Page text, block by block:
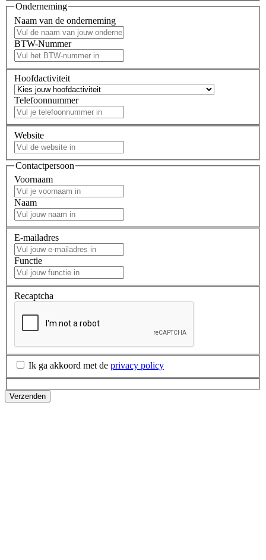
Onderneming
Naam van de onderneming
BTW-Nummer
Hoofdactiviteit
Telefoonnummer
Website
Contactpersoon
Voornaam
Naam
E-mailadres
Functie
Recaptcha
Ik ga akkoord met de privacy policy